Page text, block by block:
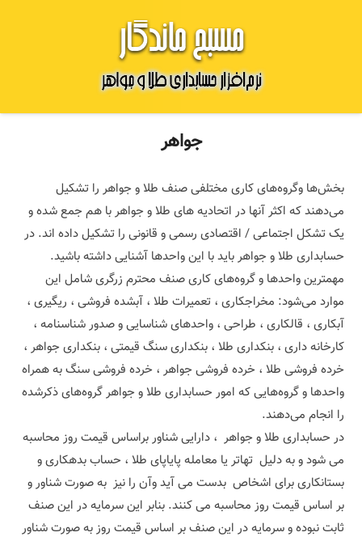
جواهر
بخش‌ها وگروه‌های کاری مختلفی صنف طلا و جواهر را تشکیل
می‌دهند که اکثر آنها در اتحادیه های طلا و جواهر با هم جمع شده و
یک تشکل اجتماعی / اقتصادی رسمی و قانونی را تشکیل داده اند. در
حسابداری طلا و جواهر باید با این واحدها آشنایی داشته باشید.
مهمترین واحدها و گروه‌های کاری صنف محترم زرگری شامل این
موارد می‌شود: مخراجکاری ، تعمیرات طلا ، آبشده فروشی ، ریگیری ،
آبکاری ، قالکاری ، طراحی ، واحدهای شناسایی و صدور شناسنامه ،
کارخانه داری ، بنکداری طلا ، بنکداری سنگ قیمتی ، بنکداری جواهر ،
خرده فروشی طلا ، خرده فروشی جواهر ، خرده فروشی سنگ به همراه
واحدها و گروه‌هایی که امور حسابداری طلا و جواهر گروه‌های ذکرشده
را انجام می‌دهند.
در حسابداری طلا و جواهر ، دارایی شناور براساس قیمت روز محاسبه
می شود و به دلیل تهاتر یا معامله پایاپای طلا ، حساب بدهکاری و
بستانکاری برای اشخاص بدست می آید وآن را نیز به صورت شناور و
بر اساس قیمت روز محاسبه می کنند. بنابر این سرمایه در این صنف
ثابت نبوده و سرمایه در این صنف بر اساس قیمت روز به صورت شناور